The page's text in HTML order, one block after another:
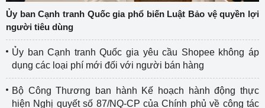
Ủy ban Cạnh tranh Quốc gia phổ biến Luật Bảo vệ quyền lợi
người tiêu dùng
Ủy ban Cạnh tranh Quốc gia yêu cầu Shopee không áp
dụng các loại phí mới đối với người bán hàng
Bộ Công Thương ban hành Kế hoạch hành động thực
hiện Nghị quyết số 87/NQ-CP của Chính phủ về công tác